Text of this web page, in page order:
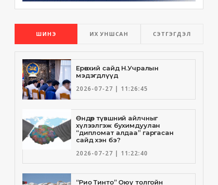
ШИНЭ ИХ УНШСАН СЭТГЭГДЭЛ
Ерөнхий сайд Н.Учралын
мэдэгдлүүд
2026-07-27 | 11:26:45
Өндөр түвшний айлчныг
хүлээлгэж бухимдуулан
“дипломат алдаа” гаргасан
сайд хэн бэ?
2026-07-27 | 11:22:40
“Рио Тинто” Оюу толгойн